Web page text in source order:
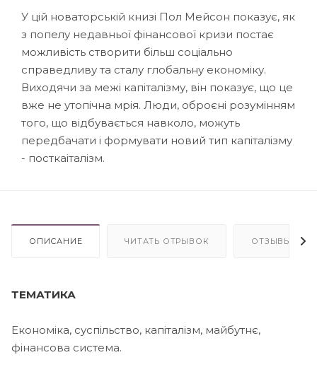
У цій новаторській книзі Пол Мейсон показує, як
з попелу недавньої фінансової кризи постає
можливість створити більш соціально
справедливу та сталу глобальну економіку.
Виходячи за межі капіталізму, він показує, що це
вже не утопічна мрія. Люди, оброєні розумінням
того, що відбувається навколо, можуть
передбачати і формувати новий тип капіталізму
- посткаіталізм.
ОПИСАНИЕ ЧИТАТЬ ОТРЫВОК ОТЗЫВЫ
ТЕМАТИКА
Економіка, суспільство, капіталізм, майбутнє,
фінансова система.